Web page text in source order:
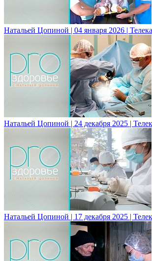
Натальей Цопиной | 04 января 2026 |
Натальей Цопиной | 24 декабря 2025 |
Натальей Цопиной | 17 декабря 2025 |